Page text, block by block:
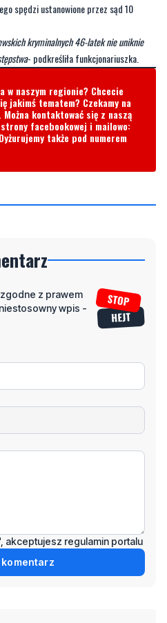
spędzi ustanowione przez sąd 10
kryminalnych 46-latek nie uniknie
- podkreśliła funkcjonariuszka.
w naszym regionie? Chcecie
jakimś tematem? Czekamy na
kontaktować się z naszą
facebookowej i mailowo:
Dyżurujemy także pod numerem
z prawem
wpis -
akceptujesz regulamin portalu
komentarz